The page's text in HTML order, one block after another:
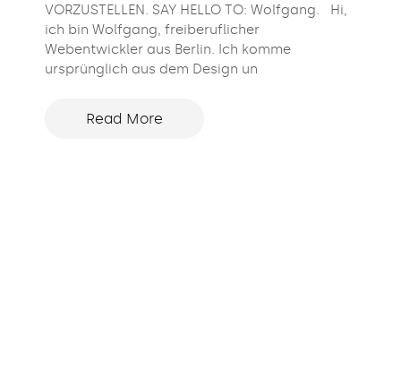
VORZUSTELLEN. SAY HELLO TO: Wolfgang. Hi,
ich bin Wolfgang, freiberuflicher
Webentwickler aus Berlin. Ich komme
ursprünglich aus dem Design un
Read More